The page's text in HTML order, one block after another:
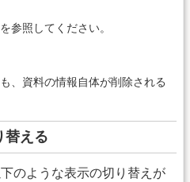
を参照してください。
、資料の情報自体が削除される
替える
のような表示の切り替えが